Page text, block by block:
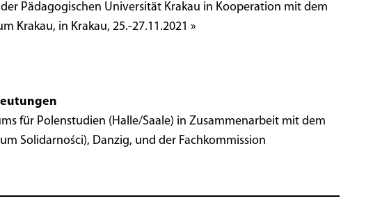
Pädagogischen Universität Krakau in Kooperation mit dem
Krakau, in Krakau, 25.-27.11.2021 »
für Polenstudien (Halle/Saale) in Zusammenarbeit mit dem
Solidarności), Danzig, und der Fachkommission